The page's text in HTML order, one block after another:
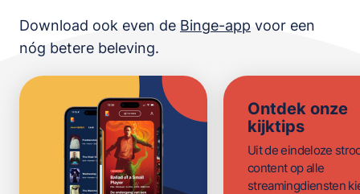
Download ook even de Binge-app voor een
nóg betere beleving.
Ontdek onze
kijktips
Uit de eindeloze
content op alle
streamingdiensten